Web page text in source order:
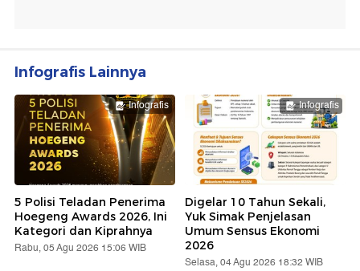
Infografis Lainnya
Infografis
5 Polisi Teladan Penerima
Hoegeng Awards 2026, Ini
Kategori dan Kiprahnya
Rabu, 05 Agu 2026 15:06 WIB
Infografis
Digelar 10 Tahun Sekali,
Yuk Simak Penjelasan
Umum Sensus Ekonomi
2026
Selasa, 04 Agu 2026 18:32 WIB